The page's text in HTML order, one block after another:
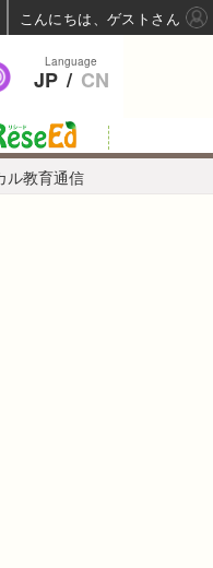
ル教育通信
Language
JP / CN
こんにちは、ゲストさん